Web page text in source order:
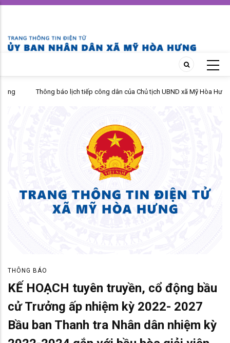
Skip
content
Thông báo lịch tiếp công dân của Chủ tịch UBND xã Mỹ Hòa Hưng
THÔNG BÁO
KẾ HOẠCH tuyên truyền, cổ động bầu
cử Trưởng ấp nhiệm kỳ 2022- 2027
Bầu ban Thanh tra Nhân dân nhiệm kỳ